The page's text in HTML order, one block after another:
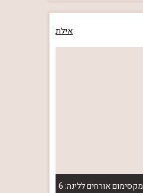
אילת
מקסימום אורחים ללינה: 6